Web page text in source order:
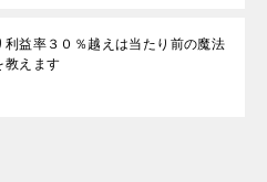
利益率３０％越えは当たり前の魔法
教えます